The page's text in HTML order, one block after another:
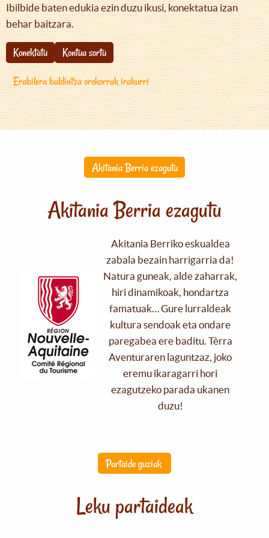
Ibilbide baten edukia ezin duzu ikusi, konektatua izan
behar baitzara.
Konektatu
Kontua sortu
Erabilera baldintza orokorrak irakurri
Akitania Berria ezagutu
Akitania Berria ezagutu
Akitania Berriko eskualdea
zabala bezain harrigarria da!
Natura guneak, alde zaharrak,
hiri dinamikoak, hondartza
famatuak… Gure lurraldeak
kultura sendoak eta ondare
paregabea ere baditu. Tèrra
Aventuraren laguntzaz, joko
eremu ikaragarri hori
ezagutzeko parada ukanen
duzu!
Partaide guziak
Leku partaideak